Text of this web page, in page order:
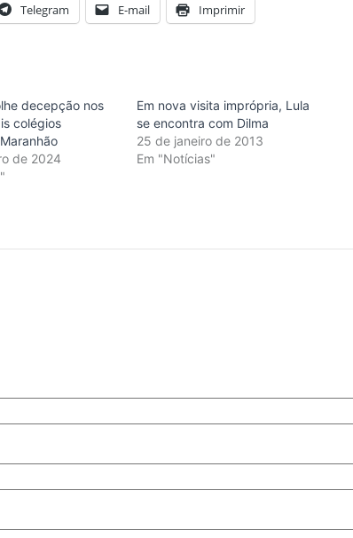
Telegram E-mail Imprimir
decepção nos
colégios
de 2024
Em nova visita imprópria, Lula
se encontra com Dilma
25 de janeiro de 2013
Em "Notícias"